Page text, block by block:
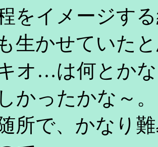
をイメージす
生かせていた
オ…は何とか
かったかな～。
所で、かなり